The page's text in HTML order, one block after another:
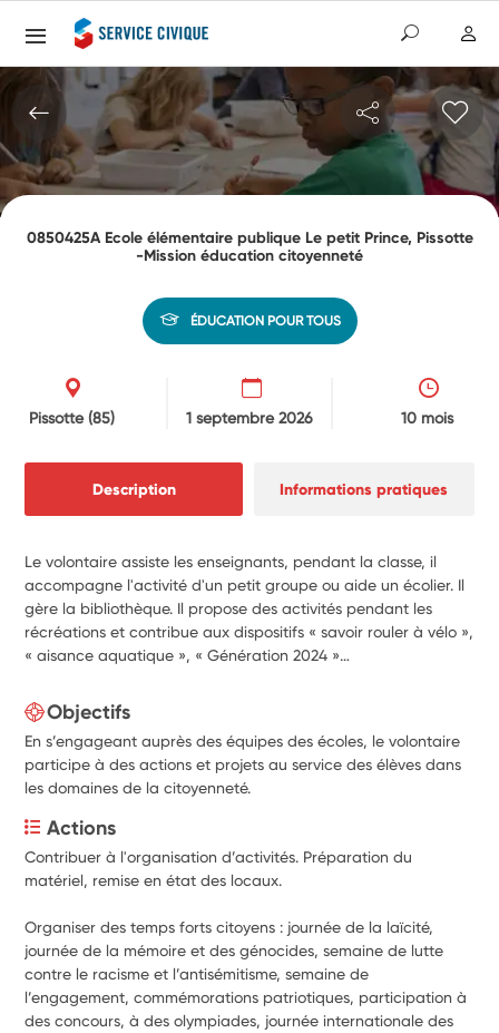
0850425A Ecole élémentaire publique Le petit Prince, Pissotte
-Mission éducation citoyenneté
ÉDUCATION POUR TOUS
Pissotte(85) 1 septembre 2026 10 mois
Description Informations pratiques
Le volontaire assiste les enseignants, pendant la classe, il
accompagne l'activité d'un petit groupe ou aide un écolier. Il
gère la bibliothèque. Il propose des activités pendant les
récréations et contribue aux dispositifs « savoir rouler à vélo »,
« aisance aquatique », « Génération 2024 »…
Objectifs
En s’engageant auprès des équipes des écoles, le volontaire
participe à des actions et projets au service des élèves dans
les domaines de la citoyenneté.
Actions
Contribuer à l'organisation d’activités. Préparation du
matériel, remise en état des locaux.
Organiser des temps forts citoyens : journée de la laïcité,
journée de la mémoire et des génocides, semaine de lutte
contre le racisme et l’antisémitisme, semaine de
l’engagement, commémorations patriotiques, participation à
des concours, à des olympiades, journée internationale des